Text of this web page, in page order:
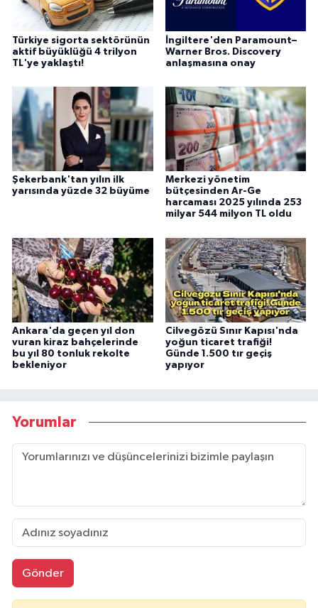
Türkiye sigorta sektörünün
aktif büyüklüğü 4 trilyon
TL'ye yaklaştı!
İngiltere'den Paramount–
Warner Bros. Discovery
anlaşmasına onay
Şekerbank'tan yılın ilk
yarısında yüzde 32 büyüme
Merkezi yönetim
bütçesinden Ar-Ge
harcaması 2025 yılında 253
milyar 544 milyon TL oldu
Ankara'da geçen yıl don
vuran kiraz bahçelerinde
bu yıl 80 tonluk rekolte
bekleniyor
Cilvegözü Sınır Kapısı'nda
yoğun ticaret trafiği!
Günde 1.500 tır geçiş
yapıyor
Yorumlar
Gönder